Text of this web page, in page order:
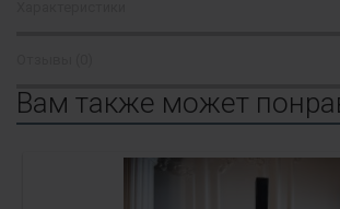
Вам также может